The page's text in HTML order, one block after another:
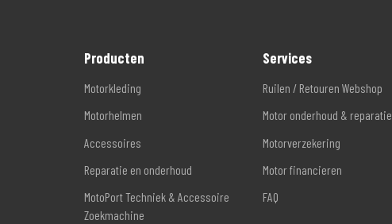
Producten
Motorkleding
Motorhelmen
Accessoires
Reparatie en onderhoud
MotoPort Techniek & Accessoire
Zoekmachine
Services
Ruilen / Retouren Webshop
Motor onderhoud & reparatie
Motorverzekering
Motor financieren
FAQ